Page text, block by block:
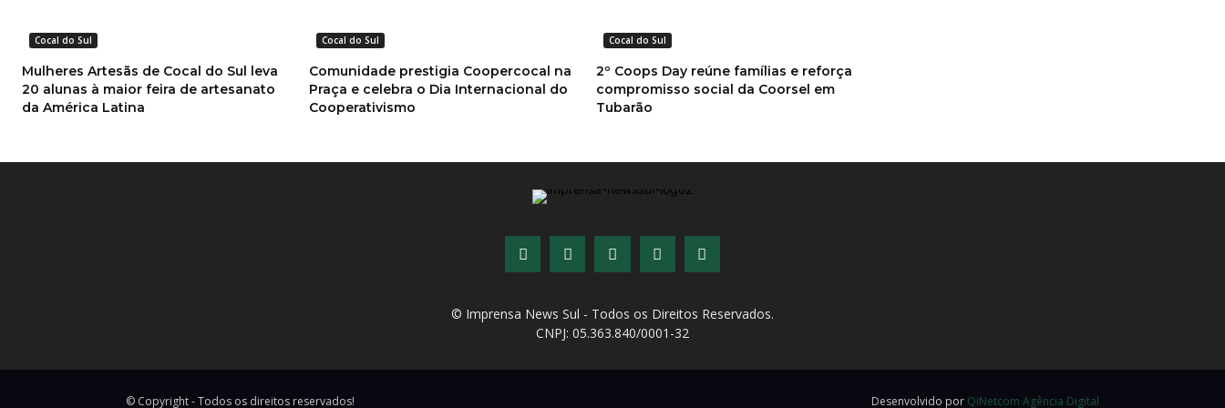
Cocal do Sul
Mulheres Artesãs de Cocal do Sul leva
20 alunas à maior feira de artesanato
da América Latina
Cocal do Sul
Comunidade prestigia Coopercocal na
Praça e celebra o Dia Internacional do
Cooperativismo
Cocal do Sul
2º Coops Day reúne famílias e reforça
compromisso social da Coorsel em
Tubarão
© Imprensa News Sul - Todos os Direitos Reservados.
CNPJ: 05.363.840/0001-32
© Copyright - Todos os direitos reservados! Desenvolvido por QiNetcom Agência Digital